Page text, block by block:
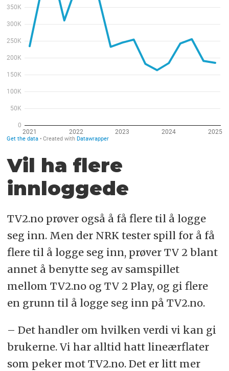
Vil ha flere
innloggede
TV2.no prøver også å få flere til å logge
seg inn. Men der NRK tester spill for å få
flere til å logge seg inn, prøver TV 2 blant
annet å benytte seg av samspillet
mellom TV2.no og TV 2 Play, og gi flere
en grunn til å logge seg inn på TV2.no.
– Det handler om hvilken verdi vi kan gi
brukerne. Vi har alltid hatt lineærflater
som peker mot TV2.no. Det er litt mer